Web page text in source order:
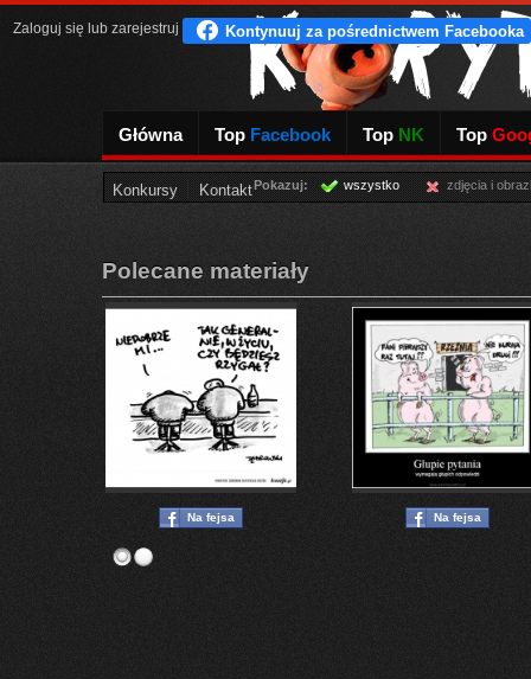
Główna Top Facebook Top NK Top
Konkursy Kontakt
Zaloguj się lub zarejestruj
Pokazuj: wszystko zdjęcia i
Polecane materiały
Na fejsa Na fejsa